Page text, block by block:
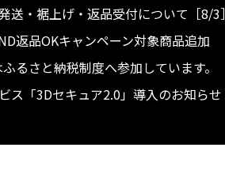
送・裾上げ・返品受付について［8/3］
返品OKキャンペーン対象商品追加
るさと納税制度へ参加しています。
ス「3Dセキュア2.0」導入のお知らせ